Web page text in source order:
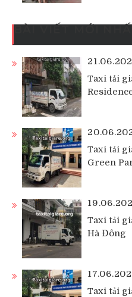
BÀI VIẾT MỚI
Taxi tải
Taxi tải
Green
Taxi tải
Hà Đông
Taxi tải